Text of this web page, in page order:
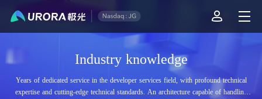
Industry knowledge
Years of dedicated service in the developer services field, with profound technical
expertise and cutting-edge technical standards. An architecture capable of handling